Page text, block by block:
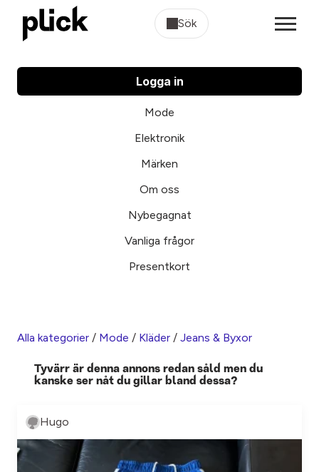
Sök
Logga in
Mode
Elektronik
Märken
Om oss
Nybegagnat
Vanliga frågor
Presentkort
Alla kategorier / Mode / Kläder / Jeans & Byxor
Tyvärr är denna annons redan såld men du
kanske ser nåt du gillar bland dessa?
Hugo